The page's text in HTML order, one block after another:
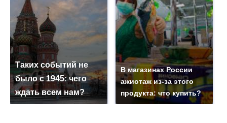
Таких событий не
было с 1945: чего
ждать всем нам?
В магазинах России
ажиотаж из-за этого
продукта: что купить?